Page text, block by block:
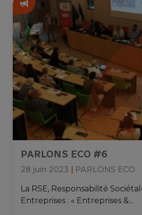
PARLONS ECO #6
28 juin 2023 | PARLONS ECO
La RSE, Responsabilité
Entreprises : « Entreprises &...